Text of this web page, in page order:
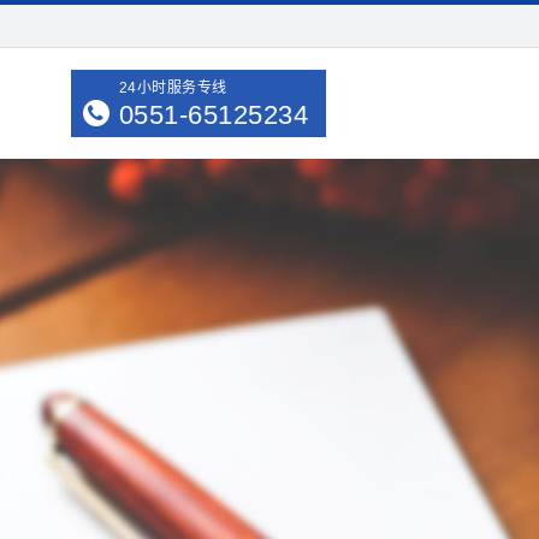
24小时服务专线
0551-65125234